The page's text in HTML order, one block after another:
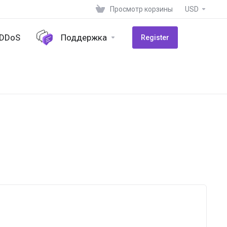
Просмотр корзины USD
Поддержка Register